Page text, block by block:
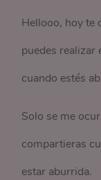
Hellooo, hoy te
puedes realizar
cuando estés
Solo se me
compartieras
estar aburrida.